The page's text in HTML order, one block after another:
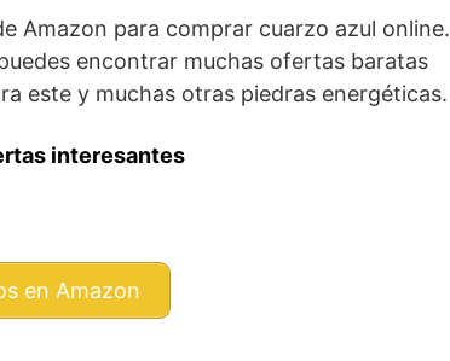
Amazon para comprar cuarzo azul online.
encontrar muchas ofertas baratas
este y muchas otras piedras energéticas.
interesantes
en Amazon